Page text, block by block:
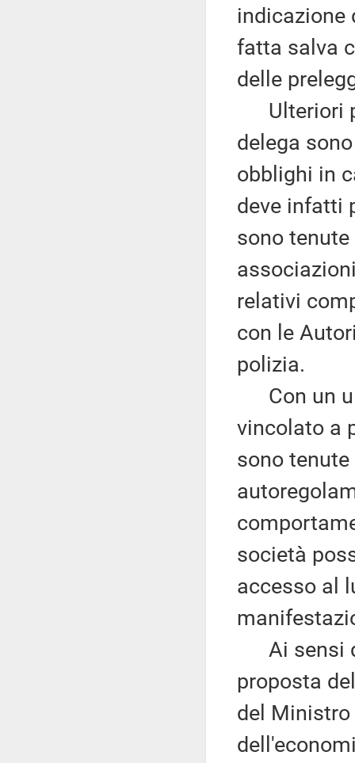
indicazione
fatta salva
delle
Ulteriori
delega
obblighi in
deve infatti
sono
relativi
con le
polizia.
Con un
vincolato a
sono
società
accesso al
Ai sensi
proposta
del